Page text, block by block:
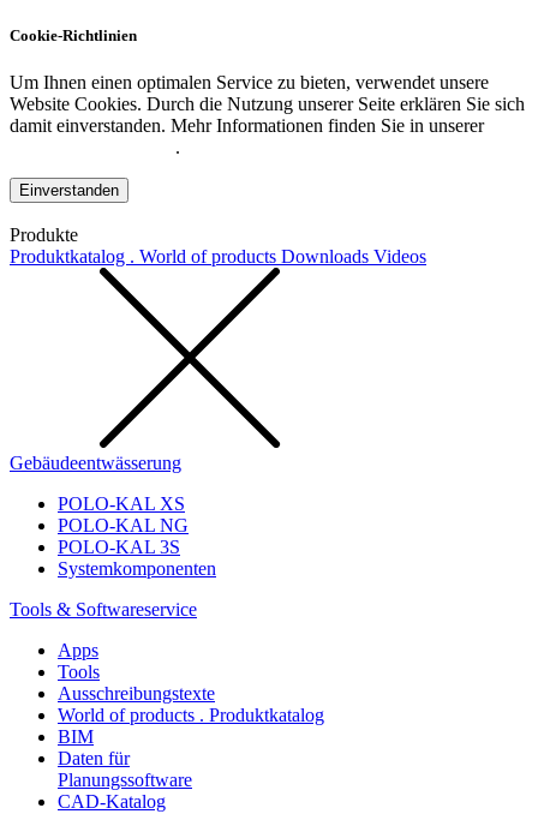
Cookie-Richtlinien
Um Ihnen einen optimalen Service zu bieten, verwendet unsere
Website Cookies. Durch die Nutzung unserer Seite erklären Sie sich
damit einverstanden. Mehr Informationen finden Sie in unserer
.
Einverstanden
Produkte
Produktkatalog . World of products Downloads Videos
Gebäudeentwässerung
POLO-KAL XS
POLO-KAL NG
POLO-KAL 3S
Systemkomponenten
Tools & Softwareservice
Apps
Tools
Ausschreibungstexte
World of products . Produktkatalog
BIM
Daten für
Planungssoftware
CAD-Katalog